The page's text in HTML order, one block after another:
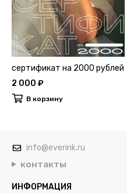
сертификат на 2000 рублей
2 000 ₽
В корзину
info@everink.ru
контакты
ИНФОРМАЦИЯ